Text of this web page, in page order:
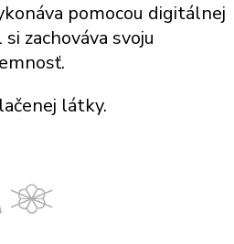
pomocou digitálnej
si zachováva svoju
látky.